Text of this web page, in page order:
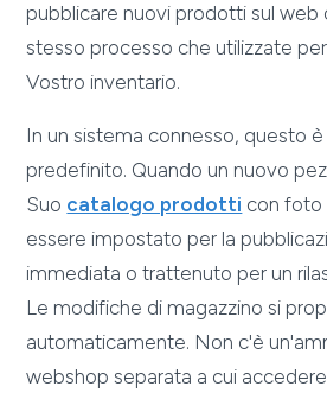
pubblicare nuovi prodotti sul
stesso processo che utilizzate
Vostro inventario.
In un sistema connesso, questo
predefinito. Quando un nuovo
Suo catalogo prodotti con foto
essere impostato per la
immediata o trattenuto per un
Le modifiche di magazzino si
automaticamente. Non c'è
webshop separata a cui